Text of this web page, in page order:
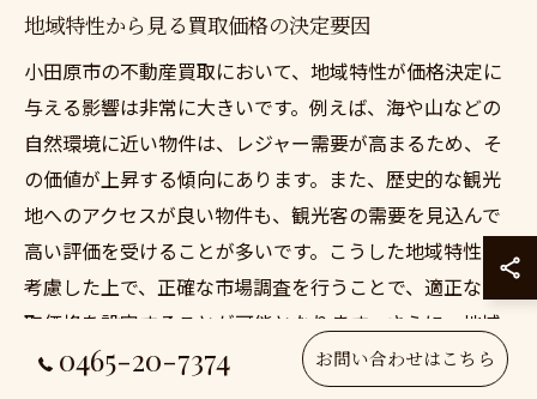
地域特性から見る買取価格の決定要因
小田原市の不動産買取において、地域特性が価格決定に
与える影響は非常に大きいです。例えば、海や山などの
自然環境に近い物件は、レジャー需要が高まるため、そ
の価値が上昇する傾向にあります。また、歴史的な観光
地へのアクセスが良い物件も、観光客の需要を見込んで
高い評価を受けることが多いです。こうした地域特性を
考慮した上で、正確な市場調査を行うことで、適正な買
取価格を設定することが可能となります。さらに、地域
の不動産業者との連携を強化し、最新の市場データを活
0465-20-7374 お問い合わせはこちら